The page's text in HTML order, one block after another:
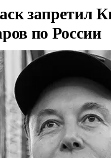
запретил
по России